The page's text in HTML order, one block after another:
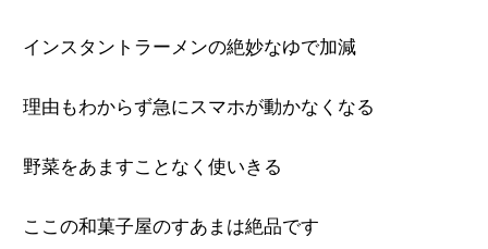
インスタントラーメンの絶妙なゆで加減
理由もわからず急にスマホが動かなくなる
野菜をあますことなく使いきる
ここの和菓子屋のすあまは絶品です